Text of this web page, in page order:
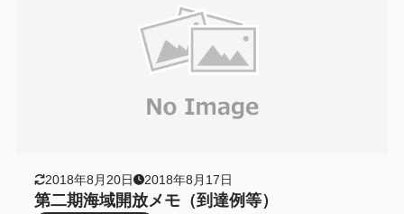
2018年8月20日 2018年8月17日
第二期海域開放メモ（到達例等）